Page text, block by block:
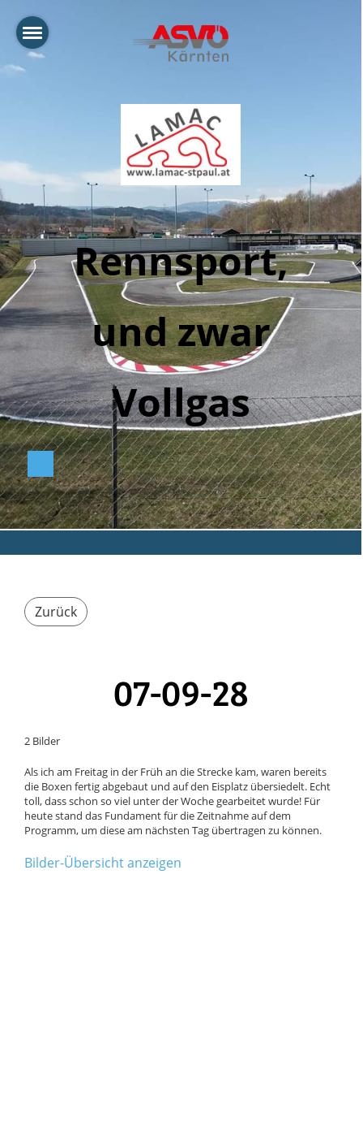
Rennsport,
und zwar
Vollgas
Zurück
07-09-28
2 Bilder
Als ich am Freitag in der Früh an die Strecke kam, waren bereits
die Boxen fertig abgebaut und auf den Eisplatz übersiedelt. Echt
toll, dass schon so viel unter der Woche gearbeitet wurde! Für
heute stand das Fundament für die Zeitnahme auf dem
Programm, um diese am nächsten Tag übertragen zu können.
Bilder-Übersicht anzeigen